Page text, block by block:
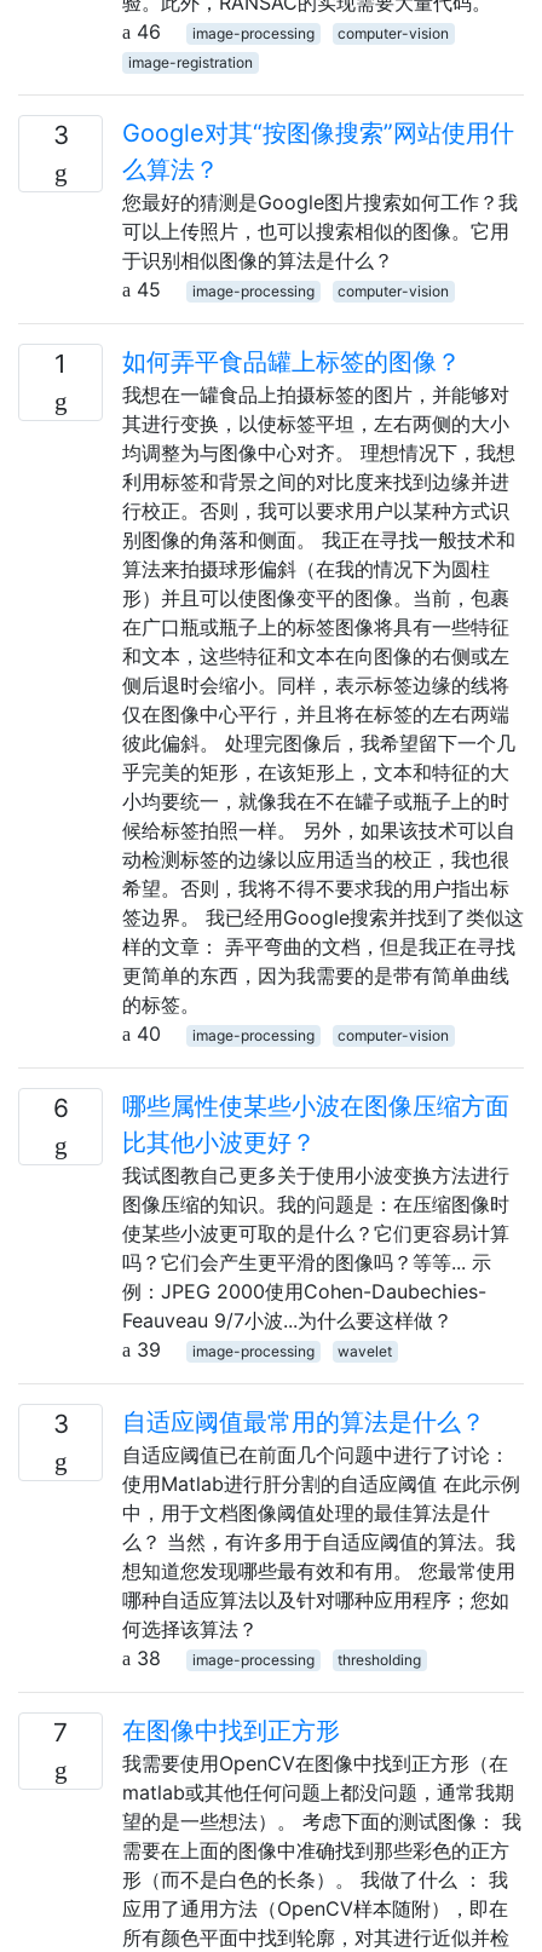
46
image-processing
computer-vision
image-registration
3
Google对其“按图像搜索”网站使用什
么算法？
您最好的猜测是Google图片搜索如何工作？我
可以上传照片，也可以搜索相似的图像。它用
于识别相似图像的算法是什么？
45
image-processing computer-vision
1 如何弄平食品罐上标签的图像？
我想在一罐食品上拍摄标签的图片，并能够对
其进行变换，以使标签平坦，左右两侧的大小
均调整为与图像中心对齐。 理想情况下，我想
利用标签和背景之间的对比度来找到边缘并进
行校正。否则，我可以要求用户以某种方式识
别图像的角落和侧面。 我正在寻找一般技术和
算法来拍摄球形偏斜（在我的情况下为圆柱
形）并且可以使图像变平的图像。当前，包裹
在广口瓶或瓶子上的标签图像将具有一些特征
和文本，这些特征和文本在向图像的右侧或左
侧后退时会缩小。同样，表示标签边缘的线将
仅在图像中心平行，并且将在标签的左右两端
彼此偏斜。 处理完图像后，我希望留下一个几
乎完美的矩形，在该矩形上，文本和特征的大
小均要统一，就像我在不在罐子或瓶子上的时
候给标签拍照一样。 另外，如果该技术可以自
动检测标签的边缘以应用适当的校正，我也很
希望。否则，我将不得不要求我的用户指出标
签边界。 我已经用Google搜索并找到了类似这
样的文章： 弄平弯曲的文档，但是我正在寻找
更简单的东西，因为我需要的是带有简单曲线
的标签。
40
image-processing computer-vision
6
哪些属性使某些小波在图像压缩方面
比其他小波更好？
我试图教自己更多关于使用小波变换方法进行
图像压缩的知识。我的问题是：在压缩图像时
使某些小波更可取的是什么？它们更容易计算
吗？它们会产生更平滑的图像吗？等等... 示
例：JPEG 2000使用Cohen-Daubechies-
Feauveau 9/7小波...为什么要这样做？
39
image-processing wavelet
3 自适应阈值最常用的算法是什么？
自适应阈值已在前面几个问题中进行了讨论：
使用Matlab进行肝分割的自适应阈值 在此示例
中，用于文档图像阈值处理的最佳算法是什
么？ 当然，有许多用于自适应阈值的算法。我
想知道您发现哪些最有效和有用。 您最常使用
哪种自适应算法以及针对哪种应用程序；您如
何选择该算法？
38
image-processing thresholding
7 在图像中找到正方形
我需要使用OpenCV在图像中找到正方形（在
matlab或其他任何问题上都没问题，通常我期
望的是一些想法）。 考虑下面的测试图像： 我
需要在上面的图像中准确找到那些彩色的正方
形（而不是白色的长条）。 我做了什么 ： 我
应用了通用方法（OpenCV样本随附），即在
所有颜色平面中找到轮廓，对其进行近似并检